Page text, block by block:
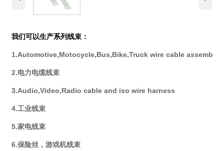
我们可以生产系列线束：
1.Automotive,Motocycle,Bus,Bike,Truck wire cable assembly
2.电力电缆线束
3.Audio,Video,Radio cable and iso wire harness
4.工业线束
5.家电线束
6.保险丝，游戏机线束